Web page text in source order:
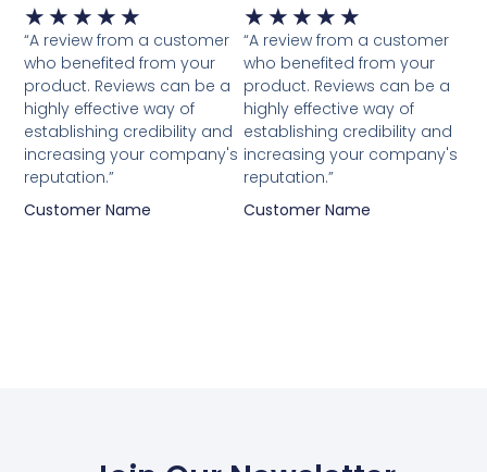
★ ★ ★ ★ ★ Waardering
5
van
5
“A review from a customer
who benefited from your
product. Reviews can be a
highly effective way of
establishing credibility and
increasing your company's
reputation.”
Customer Name
★ ★ ★ ★ ★
5
van
5
“A review from a customer
who benefited from your
product. Reviews can be a
highly effective way of
establishing credibility and
increasing your company's
reputation.”
Customer Name